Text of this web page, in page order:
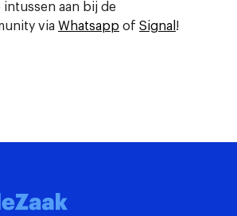
aan bij de
via Whatsapp of Signal !